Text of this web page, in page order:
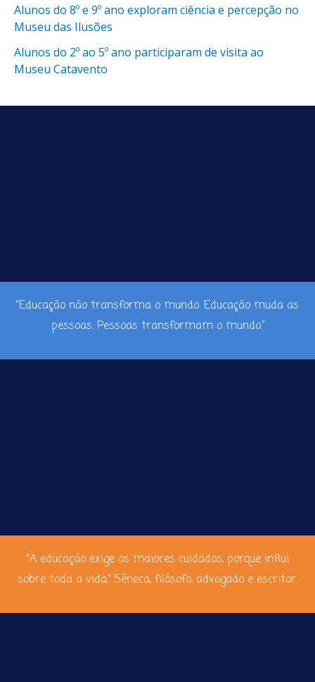
Alunos do 8º e 9º ano exploram ciência e percepção no
Museu das Ilusões
Alunos do 2º ao 5º ano participaram de visita ao
Museu Catavento
“Educação não transforma o mundo. Educação muda as
pessoas. Pessoas transformam o mundo.”
“A educação exige os maiores cuidados, porque influi
sobre toda a vida.” Sêneca, filósofo, advogado e escritor.